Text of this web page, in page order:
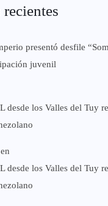
presentó desfile
juvenil
desde los Valles del Tuy
en
desde los Valles del Tuy